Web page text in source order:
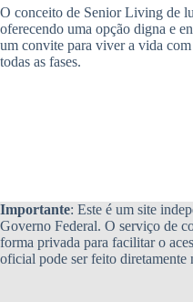
O conceito de Senior Living de
oferecendo uma opção digna e
um convite para viver a vida
todas as fases.
Importante: Este é um site
Governo Federal. O serviço de
forma privada para facilitar o
oficial pode ser feito